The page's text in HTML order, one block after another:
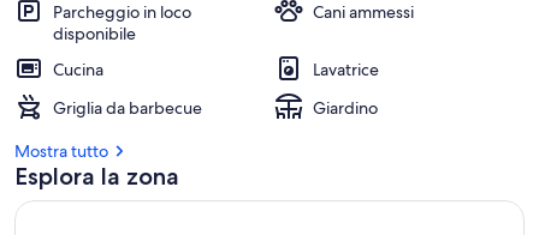
Parcheggio in loco
disponibile
Cani ammessi
Cucina
Lavatrice
Griglia da barbecue
Giardino
Mostra tutto
Esplora la zona